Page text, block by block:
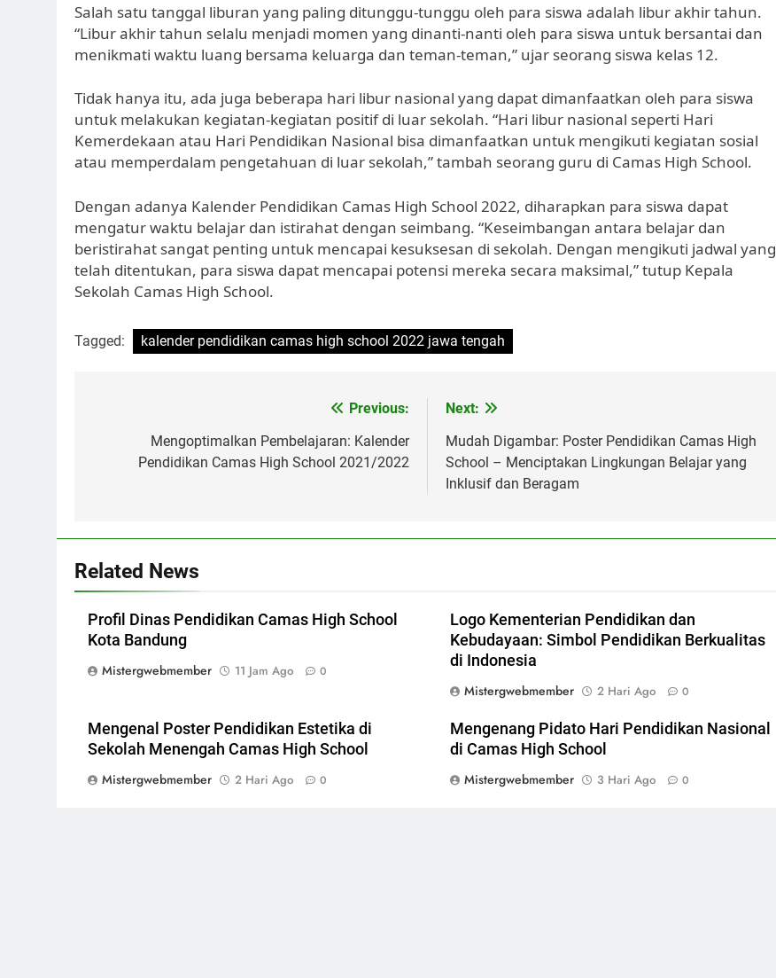
Salah satu tanggal liburan yang paling ditunggu-tunggu oleh para siswa adalah libur akhir tahun.
“Libur akhir tahun selalu menjadi momen yang dinanti-nanti oleh para siswa untuk bersantai dan
menikmati waktu luang bersama keluarga dan teman-teman,” ujar seorang siswa kelas 12.
Tidak hanya itu, ada juga beberapa hari libur nasional yang dapat dimanfaatkan oleh para siswa
untuk melakukan kegiatan-kegiatan positif di luar sekolah. “Hari libur nasional seperti Hari
Kemerdekaan atau Hari Pendidikan Nasional bisa dimanfaatkan untuk mengikuti kegiatan sosial
atau memperdalam pengetahuan di luar sekolah,” tambah seorang guru di Camas High School.
Dengan adanya Kalender Pendidikan Camas High School 2022, diharapkan para siswa dapat
mengatur waktu belajar dan istirahat dengan seimbang. “Keseimbangan antara belajar dan
beristirahat sangat penting untuk mencapai kesuksesan di sekolah. Dengan mengikuti jadwal yang
telah ditentukan, para siswa dapat mencapai potensi mereka secara maksimal,” tutup Kepala
Sekolah Camas High School.
Tagged: kalender pendidikan camas high school 2022 jawa tengah
Previous:
Mengoptimalkan Pembelajaran: Kalender
Pendidikan Camas High School 2021/2022
Next:
Mudah Digambar: Poster Pendidikan Camas High
School – Menciptakan Lingkungan Belajar yang
Inklusif dan Beragam
Related News
Profil Dinas Pendidikan Camas High School
Kota Bandung
Mistergwebmember
11 Jam Ago 0
Logo Kementerian Pendidikan dan
Kebudayaan: Simbol Pendidikan Berkualitas
di Indonesia
Mistergwebmember
2 Hari Ago 0
Mengenal Poster Pendidikan Estetika di
Sekolah Menengah Camas High School
Mistergwebmember
2 Hari Ago 0
Mengenang Pidato Hari Pendidikan Nasional
di Camas High School
Mistergwebmember
3 Hari Ago 0